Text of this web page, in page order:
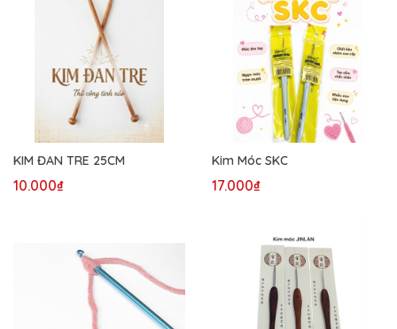
KIM ĐAN TRE 25CM
10.000₫
Kim Móc SKC
17.000₫